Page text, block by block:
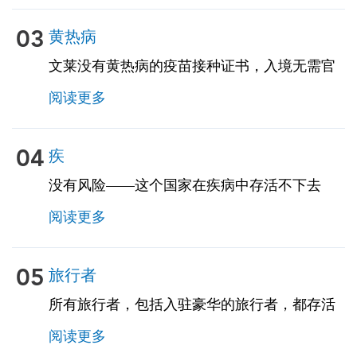
03 黄热病
文莱没有黄热病的疫苗接种证书，入境无需官
方的黄热病疫苗接种证书。但是，你来自黄热
病的国家，那么可能需要疫苗接种证书。请咨
询我们的专家了解更多详情。
阅读更多
04 疾
没有风险——这个国家在疾病中存活不下去
阅读更多
05 旅行者
所有旅行者，包括入驻豪华的旅行者，都存活
在很高的范围内，因为旅行者的泻精会影响多
阅读更多